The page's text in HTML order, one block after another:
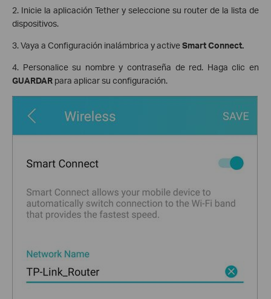
2. Inicie la aplicación Tether y seleccione su router de la lista de
dispositivos.
3. Vaya a Configuración inalámbrica y activeSmart Connect.
4. Personalice su nombre y contraseña de red. Haga clic en
GUARDAR para aplicar su configuración.